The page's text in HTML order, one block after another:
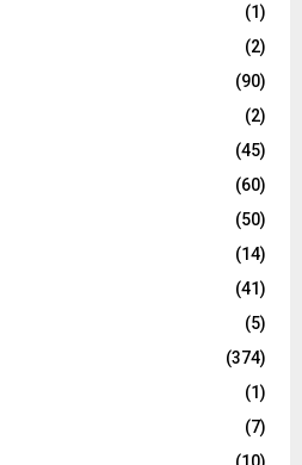
(1)
(2)
(90)
(2)
(45)
(60)
(50)
(14)
(41)
(5)
(374)
(1)
(7)